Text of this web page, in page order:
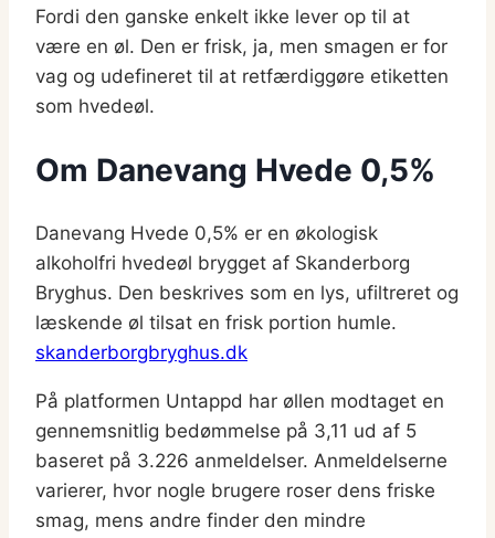
Fordi den ganske enkelt ikke lever op til at
være en øl. Den er frisk, ja, men smagen er for
vag og udefineret til at retfærdiggøre etiketten
som hvedeøl.
Om Danevang Hvede 0,5%
Danevang Hvede 0,5% er en økologisk
alkoholfri hvedeøl brygget af Skanderborg
Bryghus. Den beskrives som en lys, ufiltreret og
læskende øl tilsat en frisk portion humle.
skanderborgbryghus.dk
På platformen Untappd har øllen modtaget en
gennemsnitlig bedømmelse på 3,11 ud af 5
baseret på 3.226 anmeldelser. Anmeldelserne
varierer, hvor nogle brugere roser dens friske
smag, mens andre finder den mindre